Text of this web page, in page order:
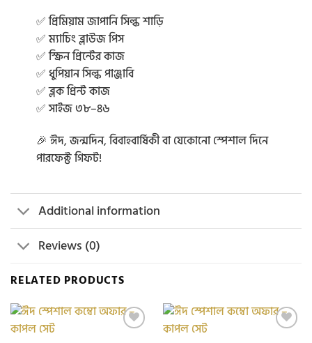
✅ প্রিমিয়াম জাপানি সিল্ক শাড়ি
✅ ম্যাচিং ব্লাউজ পিস
✅ স্ক্রিন প্রিন্টের কাজ
✅ ধুপিয়ান সিল্ক পাঞ্জাবি
✅ ব্লক প্রিন্ট কাজ
✅ সাইজ ৩৮–৪৬
🎉 ঈদ, জন্মদিন, বিবাহবার্ষিকী বা যেকোনো স্পেশাল দিনে
পারফেক্ট গিফট!
Additional information
Reviews (0)
RELATED PRODUCTS